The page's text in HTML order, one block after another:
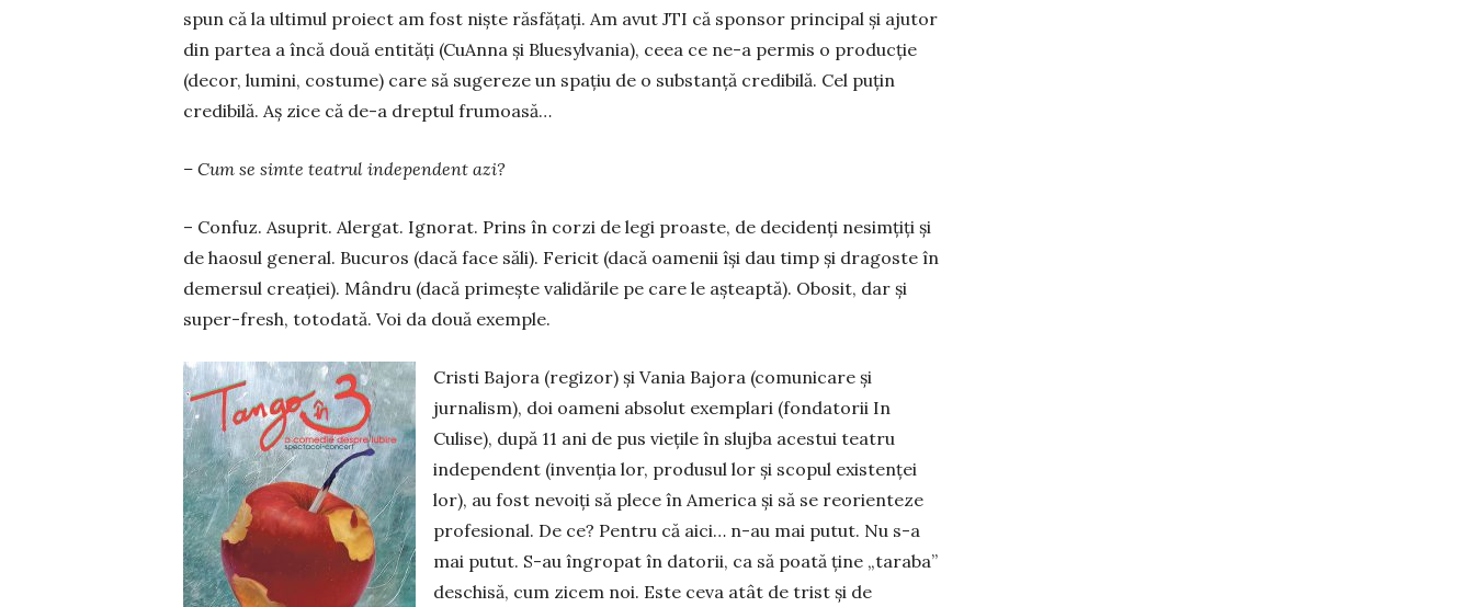
spun că la ultimul proiect am fost niște răsfățați. Am avut JTI că sponsor principal și ajutor
din partea a încă două entități (CuAnna și Bluesylvania), ceea ce ne-a permis o producție
(decor, lumini, costume) care să sugereze un spațiu de o substanță credibilă. Cel puțin
credibilă. Aș zice că de-a dreptul frumoasă…
– Cum se simte teatrul independent azi?
– Confuz. Asuprit. Alergat. Ignorat. Prins în corzi de legi proaste, de decidenți nesimțiți și
de haosul general. Bucuros (dacă face săli). Fericit (dacă oamenii își dau timp și dragoste în
demersul creației). Mândru (dacă primește validările pe care le așteaptă). Obosit, dar și
super-fresh, totodată. Voi da două exemple.
Cristi Bajora (regizor) și Vania Bajora (comunicare și
jurnalism), doi oameni absolut exemplari (fondatorii In
Culise), după 11 ani de pus viețile în slujba acestui teatru
independent (invenția lor, produsul lor și scopul existenței
lor), au fost nevoiți să plece în America și să se reorienteze
profesional. De ce? Pentru că aici… n-au mai putut. Nu s-a
mai putut. S-au îngropat în datorii, ca să poată ține „taraba”
deschisă, cum zicem noi. Este ceva atât de trist și de